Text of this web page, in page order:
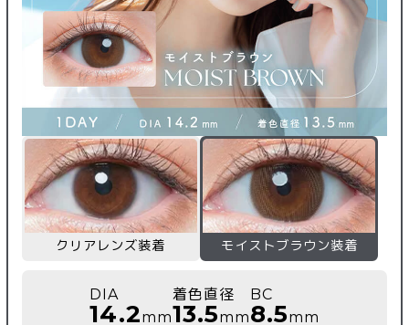
クリアレンズ装着 モイストブラウン装着
DIA
14.2mm
着色直径
13.5mm
BC
8.5mm